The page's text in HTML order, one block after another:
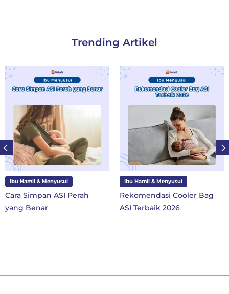
Trending Artikel
Perah
Ibu Hamil & Menyusui
Rekomendasi Cooler Bag
ASI Terbaik 2026
10